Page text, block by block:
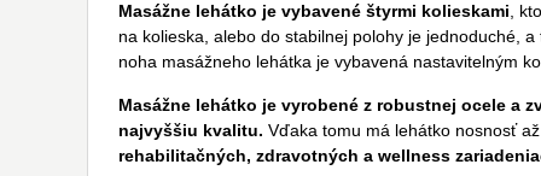
Masážne lehátko je vybavené štyrmi kolieskami ,
na kolieska, alebo do stabilnej polohy je jednoduché,
noha masážneho lehátka je vybavená nastavitelným
Masážne lehátko je vyrobené z robustnej ocele a
najvyššiu kvalitu. Vďaka tomu má lehátko nosnosť až
rehabilitačných, zdravotných a wellness